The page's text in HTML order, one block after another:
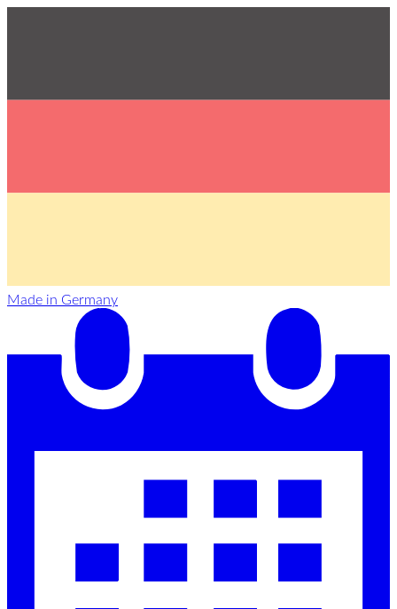
Made in Germany